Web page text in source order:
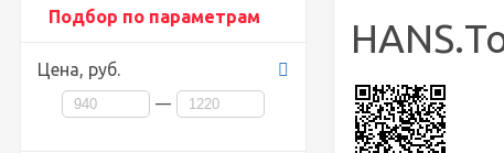
Подбор по параметрам
Цена, руб.
—